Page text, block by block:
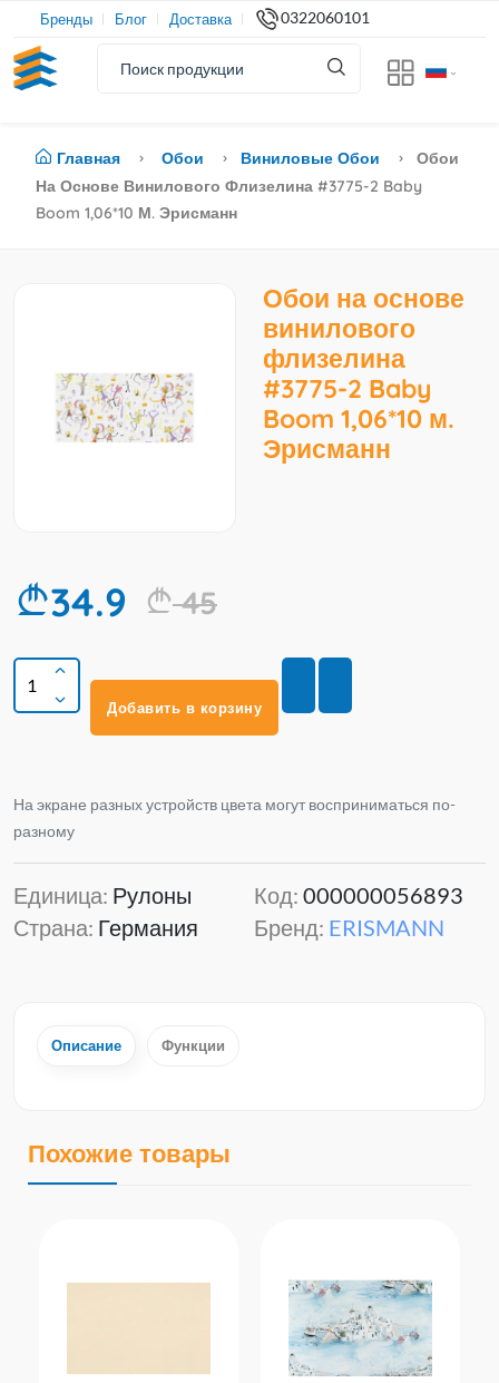
Бренды Блог Доставка 0322060101
Главная Обои Виниловые Обои
Обои
На Основе Винилового Флизелина #3775-2 Baby
Boom 1,06*10 М. Эрисманн
Обои на основе
винилового
флизелина
#3775-2 Baby
Boom 1,06*10 м.
Эрисманн
34.9 45
Добавить в корзину
На экране разных устройств цвета могут восприниматься по-
разному
Единица: Рулоны
Страна: Германия
Код: 000000056893
Бренд: ERISMANN
Описание Функции
Похожие товары